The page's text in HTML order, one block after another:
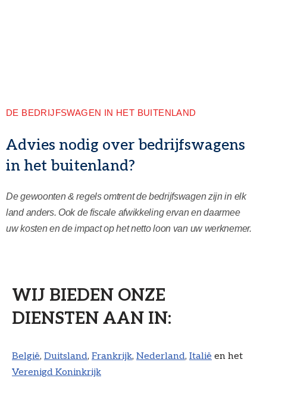
DE BEDRIJFSWAGEN IN HET BUITENLAND
Advies nodig over bedrijfswagens
in het buitenland?
De gewoonten & regels omtrent de bedrijfswagen zijn in elk
land anders. Ook de fiscale afwikkeling ervan en daarmee
uw kosten en de impact op het netto loon van uw werknemer.
WIJ BIEDEN ONZE
DIENSTEN AAN IN: ​
België, Duitsland, Frankrijk, Nederland, Italië en het
Verenigd Koninkrijk